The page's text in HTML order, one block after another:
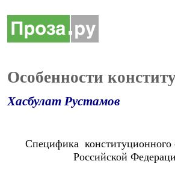
Особенности
Хасбулат Рустамов
Специфика
Российской